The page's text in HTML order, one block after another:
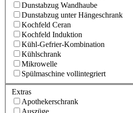
Dunstabzug Wandhaube
Dunstabzug unter Hängeschrank
Kochfeld Ceran
Kochfeld Induktion
Kühl-Gefrier-Kombination
Kühlschrank
Mikrowelle
Spülmaschine vollintegriert
Extras
Apothekerschrank